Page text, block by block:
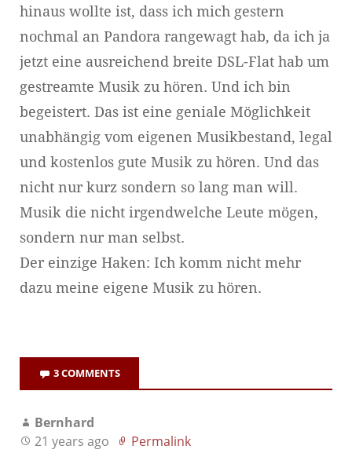
hinaus wollte ist, dass ich mich gestern
nochmal an Pandora rangewagt hab, da ich ja
jetzt eine ausreichend breite DSL-Flat hab um
gestreamte Musik zu hören. Und ich bin
begeistert. Das ist eine geniale Möglichkeit
unabhängig vom eigenen Musikbestand, legal
und kostenlos gute Musik zu hören. Und das
nicht nur kurz sondern so lang man will.
Musik die nicht irgendwelche Leute mögen,
sondern nur man selbst.
Der einzige Haken: Ich komm nicht mehr
dazu meine eigene Musik zu hören.
3 COMMENTS
Bernhard
21 years ago
Permalink